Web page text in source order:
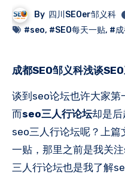
By 四川SEOer邹义科
#seo, #SEO每天一贴, #成
成都SEO邹义科浅谈
谈到seo论坛也许大家第
而seo三人行论坛却是
seo三人行论坛呢？上
一贴，那里之前是我关
三人行论坛也是我了解